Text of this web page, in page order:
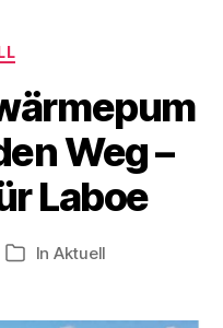
Weg –
Laboe
Kategorien
In Aktuell